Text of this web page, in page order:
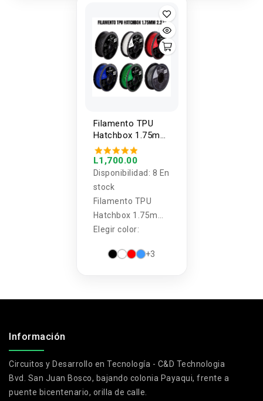
Filamento TPU
Hatchbox 1.75mm
2.2 lb
L1,700.00
Disponibilidad: 8 En
stock
Filamento TPU
Hatchbox 1.75mm
2.2 lb
Elegir color:
+3
Información
Circuitos y Desarrollo en Tecnología - C&D Technologia
Bvd. San Juan Bosco, bajando colonia Payaqui, frente a
puente bicentenario, orilla de calle.